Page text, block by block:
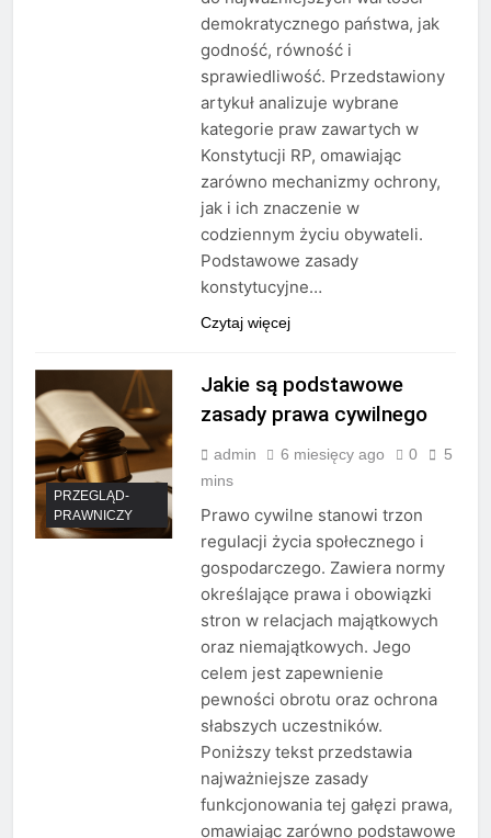
demokratycznego państwa, jak
godność, równość i
sprawiedliwość. Przedstawiony
artykuł analizuje wybrane
kategorie praw zawartych w
Konstytucji RP, omawiając
zarówno mechanizmy ochrony,
jak i ich znaczenie w
codziennym życiu obywateli.
Podstawowe zasady
konstytucyjne…
Czytaj więcej
PRZEGLĄD-
PRAWNICZY
Jakie są podstawowe
zasady prawa cywilnego
admin 6 miesięcy ago 0
5
mins
Prawo cywilne stanowi trzon
regulacji życia społecznego i
gospodarczego. Zawiera normy
określające prawa i obowiązki
stron w relacjach majątkowych
oraz niemajątkowych. Jego
celem jest zapewnienie
pewności obrotu oraz ochrona
słabszych uczestników.
Poniższy tekst przedstawia
najważniejsze zasady
funkcjonowania tej gałęzi prawa,
omawiając zarówno podstawowe